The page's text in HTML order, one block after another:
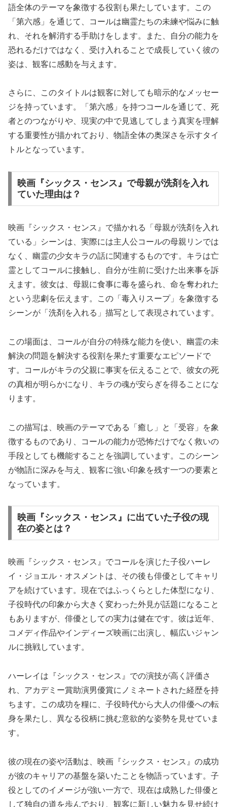
語全体のテーマを象徴する役割も果たしています。この
「第六感」を通じて、コールは幽霊たちの未練や悩みに触
れ、それを解消する手助けをします。また、自分の能力を
恐れるだけではなく、受け入れることで成長していく彼の
姿は、観客に感動を与えます。
さらに、このタイトルは観客に対しても暗示的なメッセー
ジを持っています。「第六感」を持つコールを通じて、死
者とのつながりや、現実の中で見逃してしまう真実を理解
する重要性が描かれており、物語全体の奥深さを示すタイ
トルとなっています。
映画『シックス・センス』で母親が洗剤を入れ
ていた理由は？
映画『シックス・センス』で描かれる「母親が洗剤を入れ
ている」シーンは、実際には主人公コールの母親リンでは
なく、幽霊の少女キラの話に関連するものです。キラは亡
霊としてコールに接触し、自分が生前に受けた出来事を訴
えます。彼女は、母親に食事に毒を盛られ、命を奪われた
という悲劇を伝えます。この「毒入りスープ」を象徴する
シーンが「洗剤を入れる」描写として表現されています。
この場面は、コールが自分の特殊な能力を使い、幽霊の未
解決の問題を解決する役割を果たす重要なエピソードで
す。コールがキラの父親に事実を伝えることで、彼女の死
の真相が明らかになり、キラの魂が安らぎを得ることにな
ります。
この描写は、映画のテーマである「癒し」と「受容」を象
徴するものであり、コールの能力が恐怖だけでなく救いの
手段としても機能することを強調しています。このシーン
が物語に深みを与え、観客に強い印象を残す一つの要素と
なっています。
映画『シックス・センス』に出ていた子役の現
在の姿とは？
映画『シックス・センス』でコールを演じた子役ハーレ
イ・ジョエル・オスメントは、その後も俳優としてキャリ
アを続けています。現在ではふっくらとした体型になり、
子役時代の印象から大きく変わった外見が話題になること
もありますが、俳優としての実力は健在です。彼は近年、
コメディ作品やインディーズ映画に出演し、幅広いジャン
ルに挑戦しています。
ハーレイは『シックス・センス』での演技が高く評価さ
れ、アカデミー賞助演男優賞にノミネートされた経歴を持
ちます。この成功を糧に、子役時代から大人の俳優への転
身を果たし、異なる役柄に挑む意欲的な姿勢を見せていま
す。
彼の現在の姿や活動は、映画『シックス・センス』の成功
が彼のキャリアの基盤を築いたことを物語っています。子
役としてのイメージが強い一方で、現在は成熟した俳優と
して独自の道を歩んでおり、観客に新しい魅力を見せ続け